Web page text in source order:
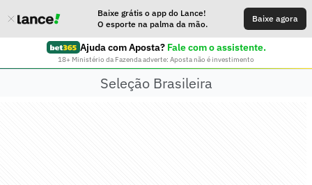
Baixe grátis o app do Lance!
O esporte na palma da mão.
Baixe agora
Ajuda com Aposta? Fale com o assistente.
18+ Ministério da Fazenda adverte: Aposta não é investimento
Seleção Brasileira